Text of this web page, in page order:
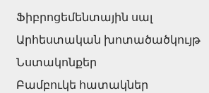
Ֆիբրոցեմենտային սալ
Արհեստական խոտածածկույթ
Նստակոնքեր
Բամբուկե հատակներ